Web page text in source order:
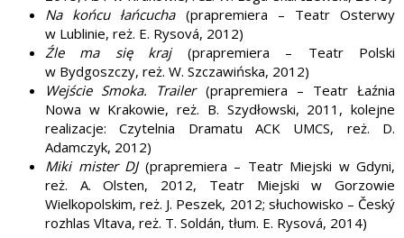
Na końcu łańcucha(prapremiera – Teatr Osterwy
w Lublinie, reż. E. Rysová, 2012)
Źle ma się kraj(prapremiera – Teatr Polski
w Bydgoszczy, reż. W. Szczawińska, 2012)
Wejście Smoka. Trailer(prapremiera – Teatr Łaźnia
Nowa w Krakowie, reż. B. Szydłowski, 2011, kolejne
realizacje: Czytelnia Dramatu ACK UMCS, reż. D.
Adamczyk, 2012)
Miki mister DJ(prapremiera – Teatr Miejski w Gdyni,
reż. A. Olsten, 2012, Teatr Miejski w Gorzowie
Wielkopolskim, reż. J. Peszek, 2012; słuchowisko – Český
rozhlas Vltava, reż. T. Soldán, tłum. E. Rysová, 2014)